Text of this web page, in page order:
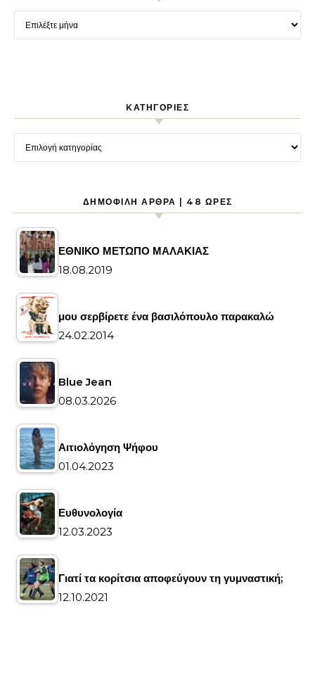
Ιστορικό
KΑΤΗΓΟΡΊΕΣ
Kατηγορίες
ΔΗΜΟΦΙΛΉ ΆΡΘΡΑ | 48 ΏΡΕΣ
ΕΘΝΙΚΟ ΜΕΤΩΠΟ ΜΑΛΑΚΙΑΣ
18.08.2019
μου σερβίρετε ένα βασιλόπουλο παρακαλώ
24.02.2014
Blue Jean
08.03.2026
Αιτιολόγηση Ψήφου
01.04.2023
Ευθυνολογία
12.03.2023
Γιατί τα κορίτσια αποφεύγουν τη γυμναστική;
12.10.2021